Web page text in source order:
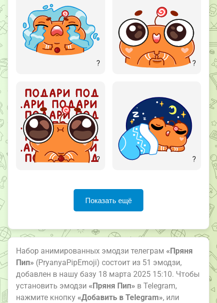
? ?
? ?
Показать ещё
Набор анимированных эмодзи телеграм «Пряня
Пип» (PryanyaPipEmoji) состоит из 51 эмодзи,
добавлен в нашу базу 18 марта 2025 15:10. Чтобы
установить эмодзи «Пряня Пип» в Telegram,
нажмите кнопку «Добавить в Telegram», или